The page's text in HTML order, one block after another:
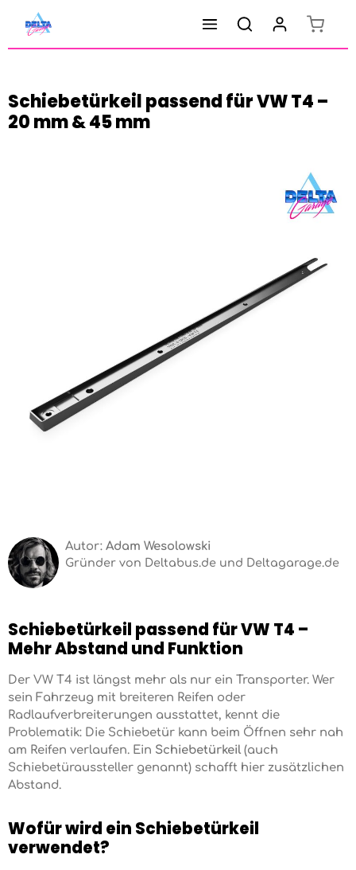
Zum Hauptinhalt springen
Schiebetürkeil passend für VW T4 –
20 mm & 45 mm
Autor: Adam Wesolowski
Gründer von Deltabus.de und Deltagarage.de
Schiebetürkeil passend für VW T4 –
Mehr Abstand und Funktion
Der VW T4 ist längst mehr als nur ein Transporter. Wer
sein Fahrzeug mit breiteren Reifen oder
Radlaufverbreiterungen ausstattet, kennt die
Problematik: Die Schiebetür kann beim Öffnen sehr nah
am Reifen verlaufen. Ein Schiebetürkeil (auch
Schiebetüraussteller genannt) schafft hier zusätzlichen
Abstand.
Wofür wird ein Schiebetürkeil
verwendet?